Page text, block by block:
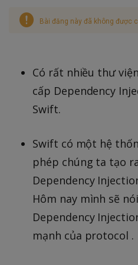
Bài đăng này đã không được
Có rất nhiều thư
cấp Dependency
Swift.
Swift có một hệ
phép chúng ta tạo
Dependency
Hôm nay mình sẽ
Dependency
mạnh của protocol .